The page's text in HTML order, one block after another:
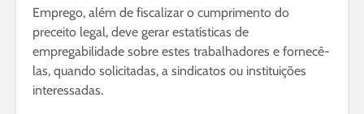
Emprego, além de fiscalizar o cumprimento do
preceito legal, deve gerar estatísticas de
empregabilidade sobre estes trabalhadores e fornecê-
las, quando solicitadas, a sindicatos ou instituições
interessadas.